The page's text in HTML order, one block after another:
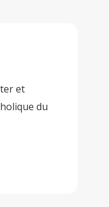
et
du